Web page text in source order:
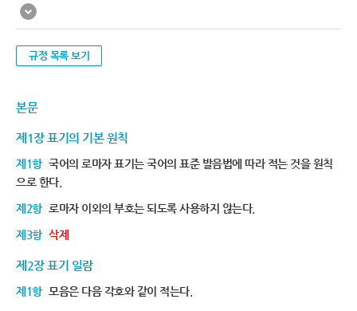
규정 목록 보기
본문
제1장 표기의 기본 원칙
제1항 국어의 로마자 표기는 국어의 표준 발음법에 따라 적는 것을 원칙
으로 한다.
제2항 로마자 이외의 부호는 되도록 사용하지 않는다.
제3항 삭제
제2장 표기 일람
제1항 모음은 다음 각호와 같이 적는다.